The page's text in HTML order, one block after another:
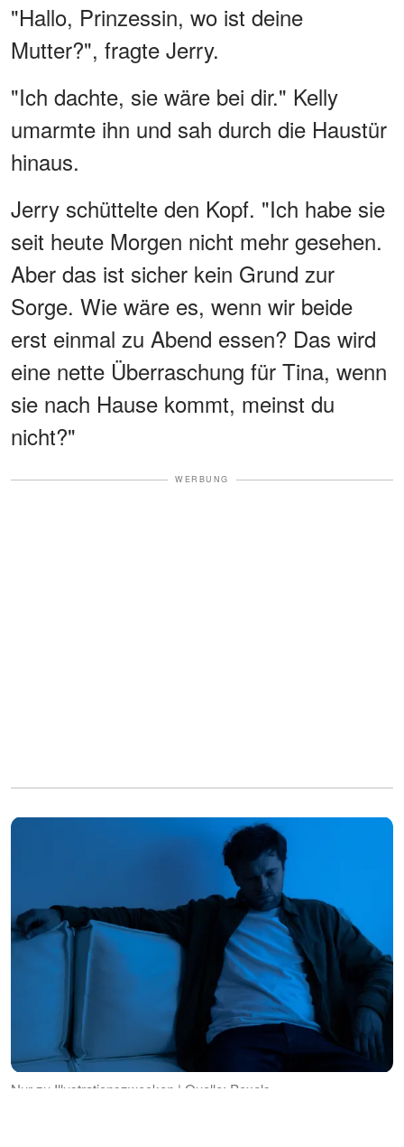
"Hallo, Prinzessin, wo ist deine
Mutter?", fragte Jerry.
"Ich dachte, sie wäre bei dir." Kelly
umarmte ihn und sah durch die Haustür
hinaus.
Jerry schüttelte den Kopf. "Ich habe sie
seit heute Morgen nicht mehr gesehen.
Aber das ist sicher kein Grund zur
Sorge. Wie wäre es, wenn wir beide
erst einmal zu Abend essen? Das wird
eine nette Überraschung für Tina, wenn
sie nach Hause kommt, meinst du
nicht?"
WERBUNG
Nur zu Illustrationszwecken | Quelle: Pexels